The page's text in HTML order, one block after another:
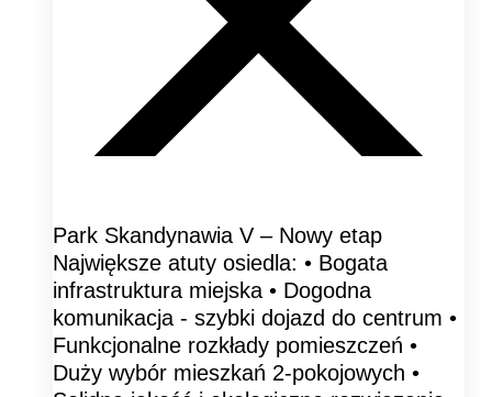
Park Skandynawia V – Nowy etap
Największe atuty osiedla: • Bogata
infrastruktura miejska • Dogodna
komunikacja - szybki dojazd do centrum •
Funkcjonalne rozkłady pomieszczeń •
Duży wybór mieszkań 2-pokojowych •